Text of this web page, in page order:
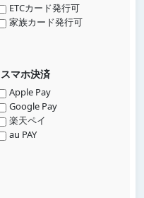
ETCカード発行可
家族カード発行可
スマホ決済
Apple Pay
Google Pay
楽天ペイ
au PAY